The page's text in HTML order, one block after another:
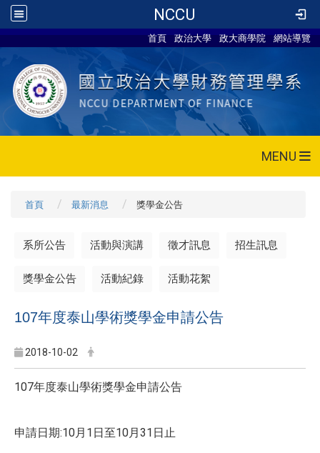
NCCU
首頁 政治大學 政大商學院 網站導覽
MENU
首頁 最新消息 獎學金公告
系所公告 活動與演講 徵才訊息 招生訊息
獎學金公告 活動紀錄 活動花絮
107年度泰山學術獎學金申請公告
2018-10-02
107年度泰山學術獎學金申請公告
申請日期:10月1日至10月31日止